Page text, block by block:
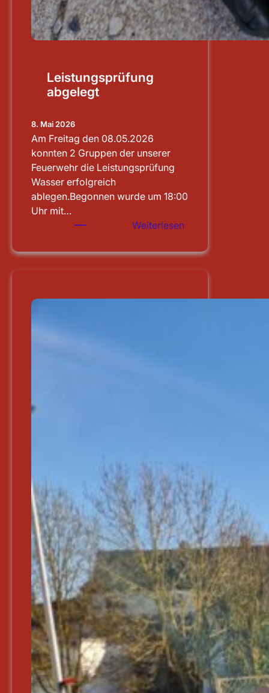
Leistungsprüfung
abgelegt
8. Mai 2026
Am Freitag den 08.05.2026
konnten 2 Gruppen der unserer
Feuerwehr die Leistungsprüfung
Wasser erfolgreich
ablegen.Begonnen wurde um 18:00
Uhr mit…
Weiterlesen
abgelegt